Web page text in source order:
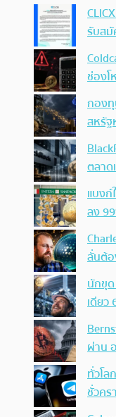
รับส
ช่องโ
กองทุ
สหรัฐ
ตลาด
แบง
ลง
ลั่นต้อ
นักขุ
เดียว
ผ่าน
ทั่วโล
ชั่วคร